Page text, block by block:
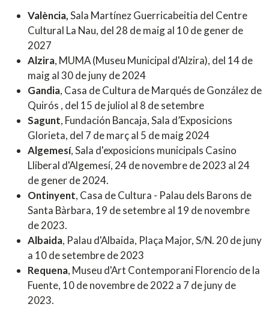
València,Sala Martínez Guerricabeitia del Centre
Cultural La Nau, del 28 de maig al 10 de gener de
2027
Alzira, MUMA (Museu Municipal d'Alzira), del 14 de
maig al 30 de juny de 2024
Gandia, Casa de Cultura de Marqués de González de
Quirós , del 15 de juliol al 8 de setembre
Sagunt, Fundación Bancaja, Sala d’Exposicions
Glorieta, del 7 de març al 5 de maig 2024
Algemesí, Sala d'exposicions municipals Casino
Lliberal d'Algemesí, 24 de novembre de 2023 al 24
de gener de 2024.
Ontinyent, Casa de Cultura - Palau dels Barons de
Santa Bàrbara, 19 de setembre al 19 de novembre
de 2023.
Albaida, Palau d'Albaida, Plaça Major, S/N. 20 de juny
a 10 de setembre de 2023
Requena, Museu d'Art Contemporani Florencio de la
Fuente, 10 de novembre de 2022 a 7 de juny de
2023.